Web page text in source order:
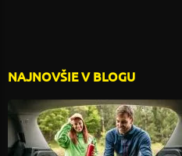
NAJNOVŠIE V BLOGU